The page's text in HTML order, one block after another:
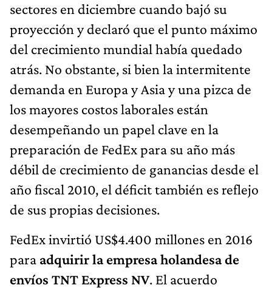
sectores en diciembre cuando bajó su
proyección y declaró que el punto máximo
del crecimiento mundial había quedado
atrás. No obstante, si bien la intermitente
demanda en Europa y Asia y una pizca de
los mayores costos laborales están
desempeñando un papel clave en la
preparación de FedEx para su año más
débil de crecimiento de ganancias desde el
año fiscal 2010, el déficit también es reflejo
de sus propias decisiones.
FedEx invirtió US$4.400 millones en 2016
para adquirir la empresa holandesa de
envíos TNT Express NV. El acuerdo